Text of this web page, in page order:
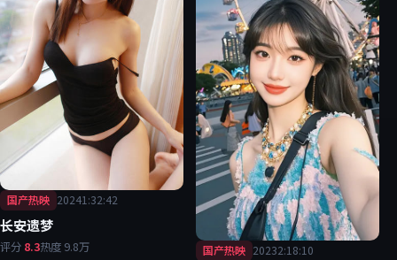
国产热映 20241:32:42
长安遗梦
评分 8.3热度 9.8万 国产热映 20232:18:10